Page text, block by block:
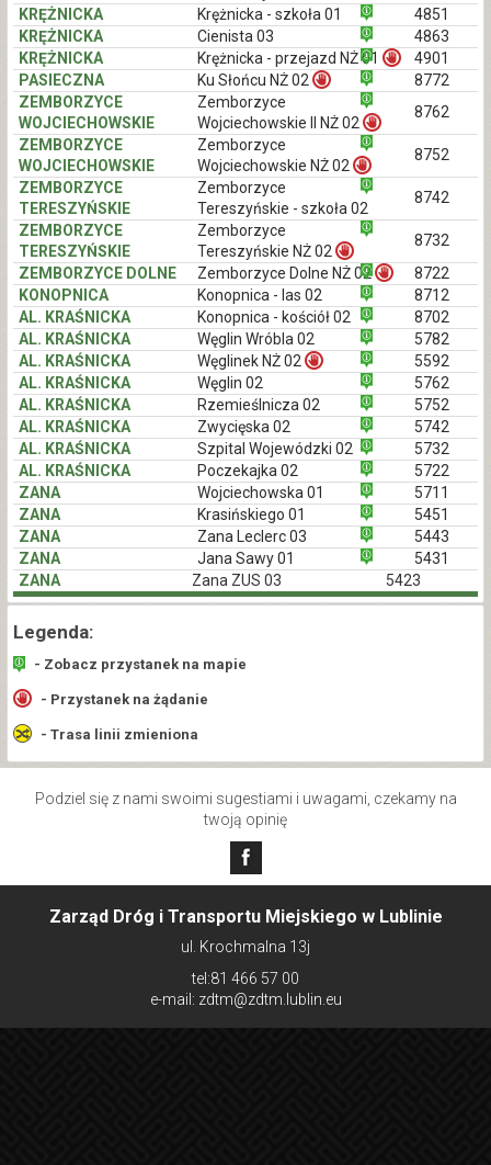
KRĘŻNICKA
Krężnicka - szkoła 01
4851
KRĘŻNICKA
Cienista 03
4863
KRĘŻNICKA
Krężnicka - przejazd NŻ 01
4901
PASIECZNA
Ku Słońcu NŻ 02
8772
ZEMBORZYCE
WOJCIECHOWSKIE
Zemborzyce
Wojciechowskie II NŻ 02
8762
ZEMBORZYCE
WOJCIECHOWSKIE
Zemborzyce
Wojciechowskie NŻ 02
8752
ZEMBORZYCE
TERESZYŃSKIE
Zemborzyce
Tereszyńskie - szkoła 02
8742
ZEMBORZYCE
TERESZYŃSKIE
Zemborzyce
Tereszyńskie NŻ 02
8732
ZEMBORZYCE DOLNE
Zemborzyce Dolne NŻ 02
8722
KONOPNICA
Konopnica - las 02
8712
AL. KRAŚNICKA
Konopnica - kościół 02
8702
AL. KRAŚNICKA
Węglin Wróbla 02
5782
AL. KRAŚNICKA
Węglinek NŻ 02
5592
AL. KRAŚNICKA
Węglin 02
5762
AL. KRAŚNICKA
Rzemieślnicza 02
5752
AL. KRAŚNICKA
Zwycięska 02
5742
AL. KRAŚNICKA
Szpital Wojewódzki 02
5732
AL. KRAŚNICKA
Poczekajka 02
5722
ZANA
Wojciechowska 01
5711
ZANA
Krasińskiego 01
5451
ZANA
Zana Leclerc 03
5443
ZANA
Jana Sawy 01
5431
ZANA
Zana ZUS 03 5423
Legenda:
- Zobacz przystanek na mapie
- Przystanek na żądanie
- Trasa linii zmieniona
Podziel się z nami swoimi sugestiami i uwagami, czekamy na
twoją opinię
Zarząd Dróg i Transportu Miejskiego w Lublinie
ul. Krochmalna 13j
tel:81 466 57 00
e-mail: zdtm@zdtm.lublin.eu